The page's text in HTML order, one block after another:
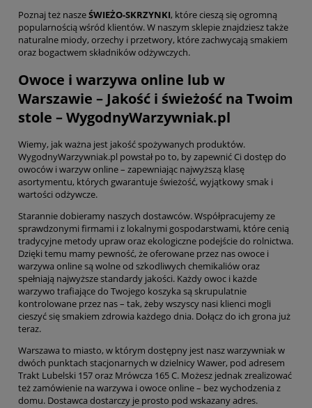
Poznaj też naszeŚWIEŻO-SKRZYNKI, które cieszą się ogromną
popularnością wśród klientów. W naszym sklepie znajdziesz także
naturalne miody, orzechy i przetwory, które zachwycają smakiem
oraz bogactwem składników odżywczych.
Owoce i warzywa online lub w
Warszawie – Jakość i świeżość na Twoim
stole – WygodnyWarzywniak.pl
Wiemy, jak ważna jest jakość spożywanych produktów.
WygodnyWarzywniak.pl powstał po to, by zapewnić Ci dostęp do
owoców i warzyw online – zapewniając najwyższą klasę
asortymentu, których gwarantuje świeżość, wyjątkowy smak i
wartości odżywcze.
Starannie dobieramy naszych dostawców. Współpracujemy ze
sprawdzonymi firmami i z lokalnymi gospodarstwami, które cenią
tradycyjne metody upraw oraz ekologiczne podejście do rolnictwa.
Dzięki temu mamy pewność, że oferowane przez nas owoce i
warzywa online są wolne od szkodliwych chemikaliów oraz
spełniają najwyższe standardy jakości. Każdy owoc i każde
warzywo trafiające do Twojego koszyka są skrupulatnie
kontrolowane przez nas – tak, żeby wszyscy nasi klienci mogli
cieszyć się smakiem zdrowia każdego dnia. Dołącz do ich grona już
teraz.
Warszawa to miasto, w którym dostępny jest nasz warzywniak w
dwóch punktach stacjonarnych w dzielnicy Wawer, pod adresem
Trakt Lubelski 157 oraz Mrówcza 165 C. Możesz jednak zrealizować
też zamówienie na warzywa i owoce online – bez wychodzenia z
domu. Dostawca dostarczy je prosto pod wskazany adres.